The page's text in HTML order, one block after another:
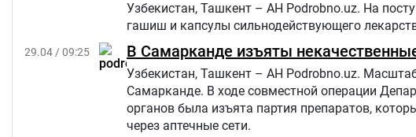
Узбекистан, Ташкент – АН Podrobno.uz. На
гашиш и капсулы сильнодействующего
29.04 / 09:25 В Самарканде изъяты
Узбекистан, Ташкент – АН Podrobno.uz.
Самарканде. В ходе совместной операции
органов была изъята партия препаратов,
через аптечные сети.